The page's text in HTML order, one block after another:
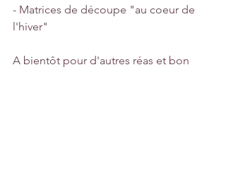
- Matrices de découpe "au coeur de
l'hiver"
A bientôt pour d'autres réas et bon